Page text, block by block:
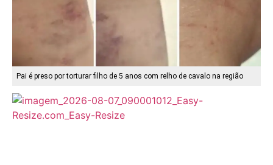
Pai é preso por torturar filho de 5 anos com relho de cavalo na região